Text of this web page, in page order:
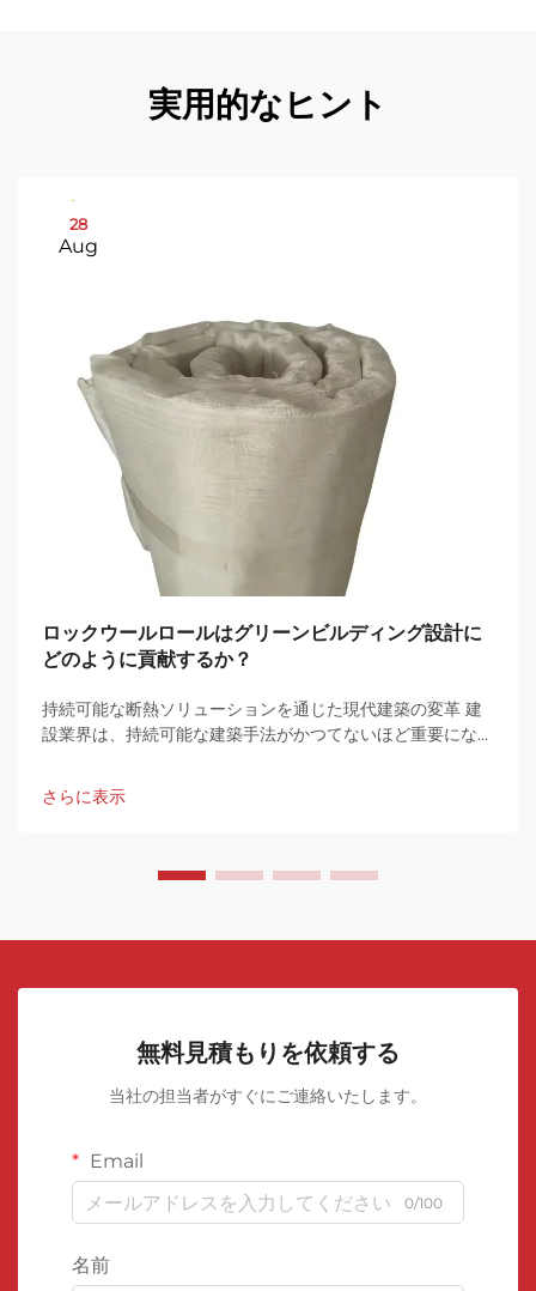
実用的なヒント
28
Aug
ロックウールロールはグリーンビルディング設計に
どのように貢献するか？
持続可能な断熱ソリューションを通じた現代建築の変革 建
設業界は、持続可能な建築手法がかつてないほど重要になっ
は、...があります。
さらに表示
無料見積もりを依頼する
当社の担当者がすぐにご連絡いたします。
Email
0/100
名前